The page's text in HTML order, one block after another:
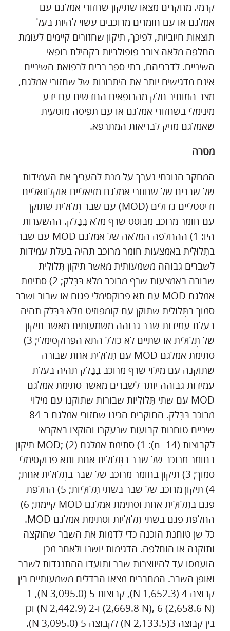
קרמי. מחקרים מצאו שתיקון שחזורי אמלגם עם
אמלגם או עם חומרים מרוכבים עשוי להיות בעל
תוצאות חיוביות, לפיכך, תיקון שחזורים קיימים לעומת
החלפה מלאה צובר פופולריות בקהילת רופאי
השיניים. לדבריהם, בתי ספר רבים לרפואת השיניים
אינם מדגישים יותר את היתרונות של שחזורי אמלגם,
מצב המותיר חלק מהרופאים החדשים עם ידע
מינימלי בשחזורי אמלגם או עם תפיסה מוטעית
שאמלגם מזיק לבריאות המתרפא.
מטרה
המחקר הנוכחי נערך על מנת להעריך את העמידות
של שברים של שחזורי אמלגם מזיאליים-אוקלוזאליים
ודיסטליים גדולים (MOD) עם שבר תְּלוּלִית שתוקן
עם חומר מרוכב מבוסס שרף מלא בֵּבָּלק. ההשערות
היו: 1) ההחלפה המלאה של אמלגם MOD עם שבר
בתְּלוּלִית באמצעות חומר מרוכב תהיה בעלת עמידות
לשברים גבוהה משמעותית מאשר תיקון תְּלוּלִית
שבורה באמצעות שרף מרוכב מלא בֵּבָּלק; 2) סתימת
אמלגם MOD עם תא פרוקסימלי פגום או שבור ושבר
סמוך בתְּלוּלִית שתוקן עם קומפוזיט מלא בֵּבָּלק תהיה
בעלת עמידות שבר גבוהה משמעותית מאשר תיקון
של תְּלוּלִית או שתיים לא כולל התא הפרוקסימלי; 3)
סתימת אמלגם MOD עם תְּלוּלִית אחת שבורה
שתוקנה עם מילוי שרף מרוכב בֵּבָּלק תהיה בעלת
עמידות גבוהה יותר לשברים מאשר סתימת אמלגם
MOD עם שתי תְּלוּלִיות שבורות שתוקנו עם מילוי
מרוכב בֵּבָּלק. החוקרים הכינו שחזורי אמלגם ב-84
שיניים טוחנות קבועות שנעקרו והוקצו באקראי
לקבוצות (n=14): 1) סתימת אמלגם MOD; (2) תיקון
בחומר מרוכב של שבר בתְּלוּלִית אחת ותא פרוקסימלי
סמוך; 3) תיקון בחומר מרוכב של שבר בתְּלוּלִית אחת;
4) תיקון מרוכב של שבר בשתי תְּלוּלִיות; 5) החלפת
פגם בתְּלוּלִית אחת וסתימת אמלגם MOD קיימת; 6)
החלפת פגם בשתי תְּלוּלִיות וסתימת אמלגם MOD.
כל שן טוחנת הוכנה כדי לדמות את השבר שהוקצה
ותוקנה או הוחלפה. הדגימות יושנו ולאחר מכן
הועמסו עד להיווצרות שבר ותועדו ההתנגדות לשבר
ואופן השבר. המחברים מצאו הבדלים משמעותיים בין
קבוצה 4 (1,652.3 N), קבוצות 5 (3,095.0 N), 1
(2,669.8 N), 6 (2,658.6 N) ו-2 (2,442.9 N) וכן
בין קבוצה 3(2,133.5 N) לקבוצה 5 (3,095.0 N).